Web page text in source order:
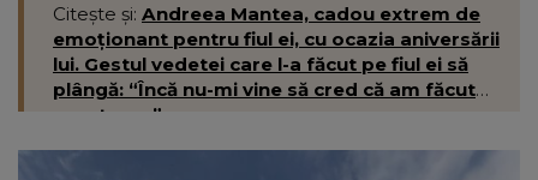
Citește și: Andreea Mantea, cadou extrem de
emoționant pentru fiul ei, cu ocazia aniversării
lui. Gestul vedetei care l-a făcut pe fiul ei să
plângă: “Încă nu-mi vine să cred că am făcut
acest pas.”